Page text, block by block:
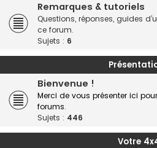
Remarques & tutoriels
Questions, réponses, guides
ce forum.
Sujets : 6
Bienvenue !
Merci de vous présenter ici
forums.
Sujets : 446
Votre